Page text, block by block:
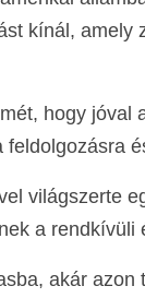
kínál,
hogy jóval
világszerte
a rendkívüli
akár